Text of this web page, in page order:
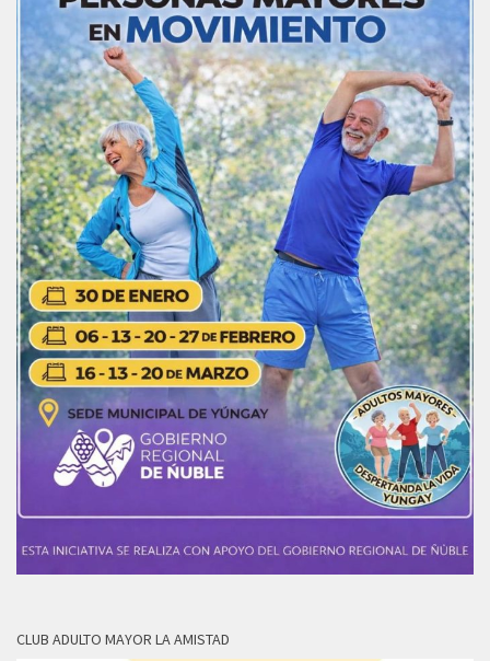
CLUB ADULTO MAYOR LA AMISTAD